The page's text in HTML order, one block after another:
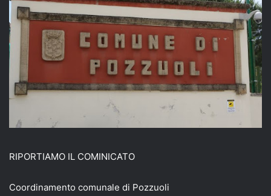
RIPORTIAMO IL COMINICATO
Coordinamento comunale di Pozzuoli